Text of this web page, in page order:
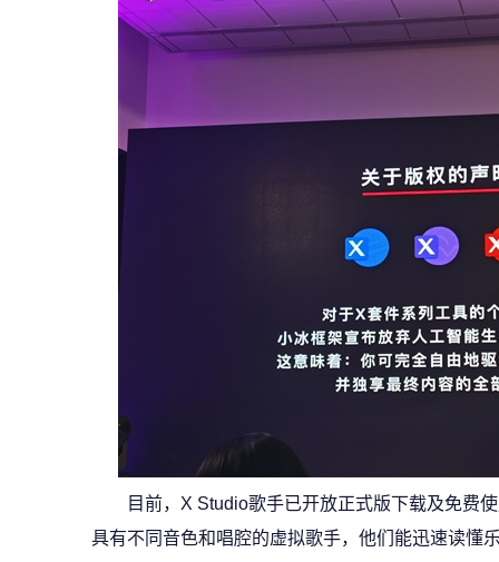
目前，X Studio歌手已开放正式版下载及免费
具有不同音色和唱腔的虚拟歌手，他们能迅速读懂